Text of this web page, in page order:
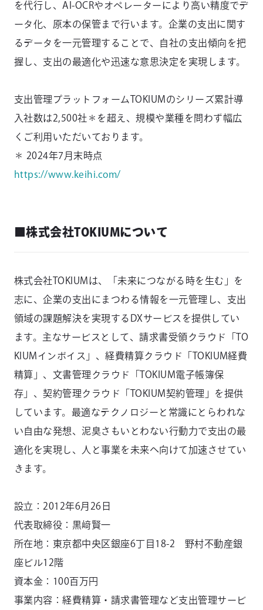
を代行し、AI-OCRやオペレーターにより高い精度でデ
ータ化、原本の保管まで行います。企業の支出に関す
るデータを一元管理することで、自社の支出傾向を把
握し、支出の最適化や迅速な意思決定を実現します。
支出管理プラットフォームTOKIUMのシリーズ累計導
入社数は2,500社＊を超え、規模や業種を問わず幅広
くご利用いただいております。
＊ 2024年7月末時点
https://www.keihi.com/
■株式会社TOKIUMについて
株式会社TOKIUMは、「未来につながる時を生む」を
志に、企業の支出にまつわる情報を一元管理し、支出
領域の課題解決を実現するDXサービスを提供してい
ます。主なサービスとして、請求書受領クラウド「TO
KIUMインボイス」、経費精算クラウド「TOKIUM経費
精算」、文書管理クラウド「TOKIUM電子帳簿保
存」、契約管理クラウド「TOKIUM契約管理」を提供
しています。最適なテクノロジーと常識にとらわれな
い自由な発想、泥臭さもいとわない行動力で支出の最
適化を実現し、人と事業を未来へ向けて加速させてい
きます。
設立：2012年6月26日
代表取締役：黒﨑賢一
所在地：東京都中央区銀座6丁目18-2 野村不動産銀
座ビル12階
資本金：100百万円
事業内容：経費精算・請求書管理など支出管理サービ